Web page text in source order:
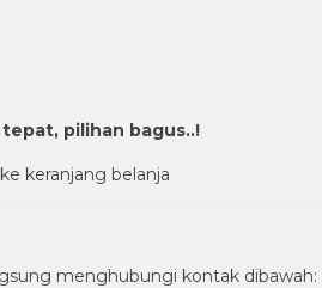
pilihan bagus..!
keranjang belanja
menghubungi kontak dibawah: